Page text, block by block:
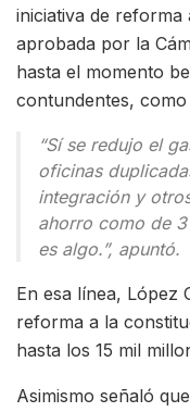
iniciativa de
aprobada por la
hasta el momento
contundentes,
“Sí se redujo el
oficinas
integración y
ahorro como de
es algo.”, apuntó.
En esa línea, López
reforma a la
hasta los 15 mil
Asimismo señaló